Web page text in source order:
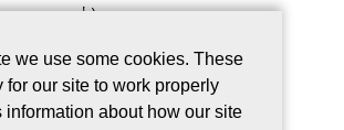
い。
we use some cookies. These
for our site to work properly
information about how our site